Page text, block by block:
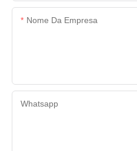
Nome Da Empresa
Whatsapp